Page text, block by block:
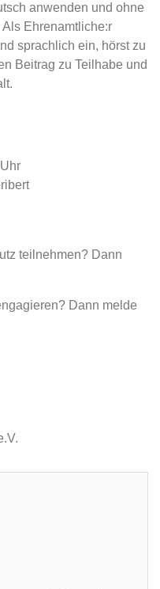
anwenden und ohne
Ehrenamtliche:r
sprachlich ein, hörst zu
Beitrag zu Teilhabe und
teilnehmen? Dann
Dann melde